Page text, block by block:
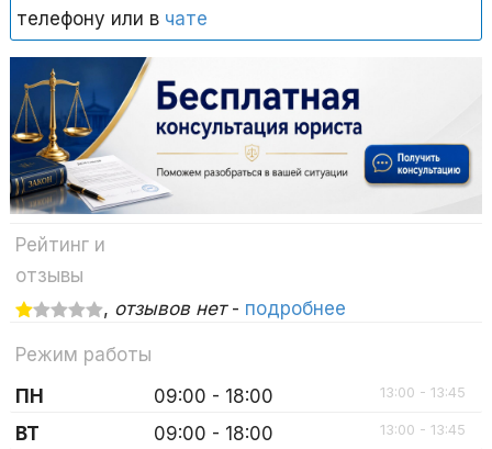
телефону или в чате
Рейтинг и
отзывы
, отзывов нет- подробнее
Режим работы
ПН
09:00 - 18:00 13:00 - 13:45
ВТ 09:00 - 18:00 13:00 - 13:45